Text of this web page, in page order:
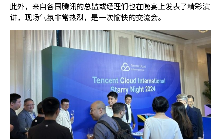
此外，来自各国腾讯的总监或经理们也在晚宴上发表了精彩演
讲，现场气氛非常热烈，是一次愉快的交流会。